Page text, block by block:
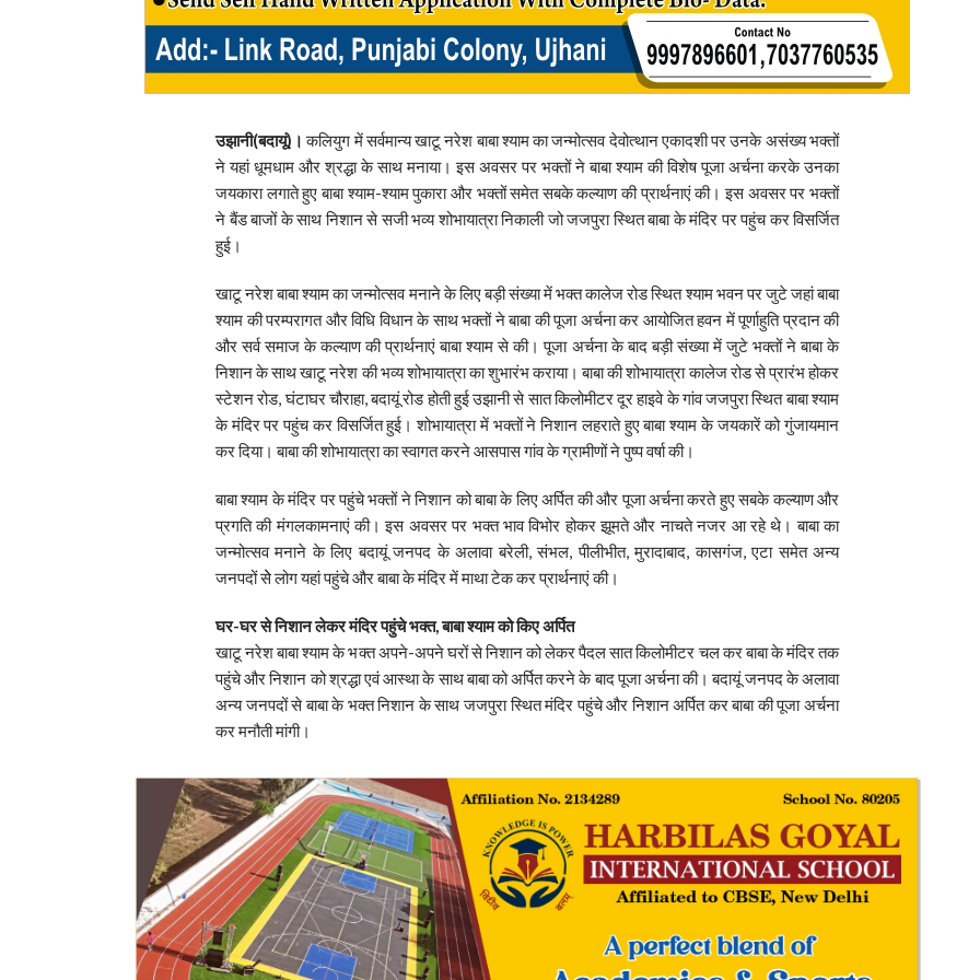
उझानी(बदायूं)। कलियुग में सर्वमान्य खाटू नरेश बाबा श्याम का जन्मोत्सव देवोत्थान एकादशी पर उनके असंख्य भक्तों
ने यहां धूमधाम और श्रद्धा के साथ मनाया। इस अवसर पर भक्तों ने बाबा श्याम की विशेष पूजा अर्चना करके उनका
जयकारा लगाते हुए बाबा श्याम-श्याम पुकारा और भक्तों समेत सबके कल्याण की प्रार्थनाएं की। इस अवसर पर भक्तों
ने बैंड बाजों के साथ निशान से सजी भव्य शोभायात्रा निकाली जो जजपुरा स्थित बाबा के मंदिर पर पहुंच कर विसर्जित
हुई।
खाटू नरेश बाबा श्याम का जन्मोत्सव मनाने के लिए बड़ी संख्या में भक्त कालेज रोड स्थित श्याम भवन पर जुटे जहां बाबा
श्याम की परम्परागत और विधि विधान के साथ भक्तों ने बाबा की पूजा अर्चना कर आयोजित हवन में पूर्णाहुति प्रदान की
और सर्व समाज के कल्याण की प्रार्थनाएं बाबा श्याम से की। पूजा अर्चना के बाद बड़ी संख्या में जुटे भक्तों ने बाबा के
निशान के साथ खाटू नरेश की भव्य शोभायात्रा का शुभारंभ कराया। बाबा की शोभायात्रा कालेज रोड से प्रारंभ होकर
स्टेशन रोड, घंटाघर चौराहा, बदायूं रोड होती हुई उझानी से सात किलोमीटर दूर हाइवे के गांव जजपुरा स्थित बाबा श्याम
के मंदिर पर पहुंच कर विसर्जित हुई। शोभायात्रा में भक्तों ने निशान लहराते हुए बाबा श्याम के जयकारें को गुंजायमान
कर दिया। बाबा की शोभायात्रा का स्वागत करने आसपास गांव के ग्रामीणों ने पुष्प वर्षा की।
बाबा श्याम के मंदिर पर पहुंचे भक्तों ने निशान को बाबा के लिए अर्पित की और पूजा अर्चना करते हुए सबके कल्याण और
प्रगति की मंगलकामनाएं की। इस अवसर पर भक्त भाव विभोर होकर झूमते और नाचते नजर आ रहे थे। बाबा का
जन्मोत्सव मनाने के लिए बदायूं जनपद के अलावा बरेली, संभल, पीलीभीत, मुरादाबाद, कासगंज, एटा समेत अन्य
जनपदों सेे लोग यहां पहुंचे और बाबा के मंदिर में माथा टेक कर प्रार्थनाएं की।
घर-घर से निशान लेकर मंदिर पहुंचे भक्त, बाबा श्याम को किए अर्पित
खाटू नरेश बाबा श्याम के भक्त अपने-अपने घरों से निशान को लेकर पैदल सात किलोमीटर चल कर बाबा के मंदिर तक
पहुंचे और निशान को श्रद्धा एवं आस्था के साथ बाबा को अर्पित करने के बाद पूजा अर्चना की। बदायूं जनपद के अलावा
अन्य जनपदों से बाबा के भक्त निशान के साथ जजपुरा स्थित मंदिर पहुंचे और निशान अर्पित कर बाबा की पूजा अर्चना
कर मनौती मांगी।